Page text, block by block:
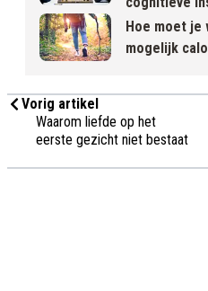
Hoe moet je
mogelijk
Vorig artikel
Waarom liefde op het
eerste gezicht niet bestaat